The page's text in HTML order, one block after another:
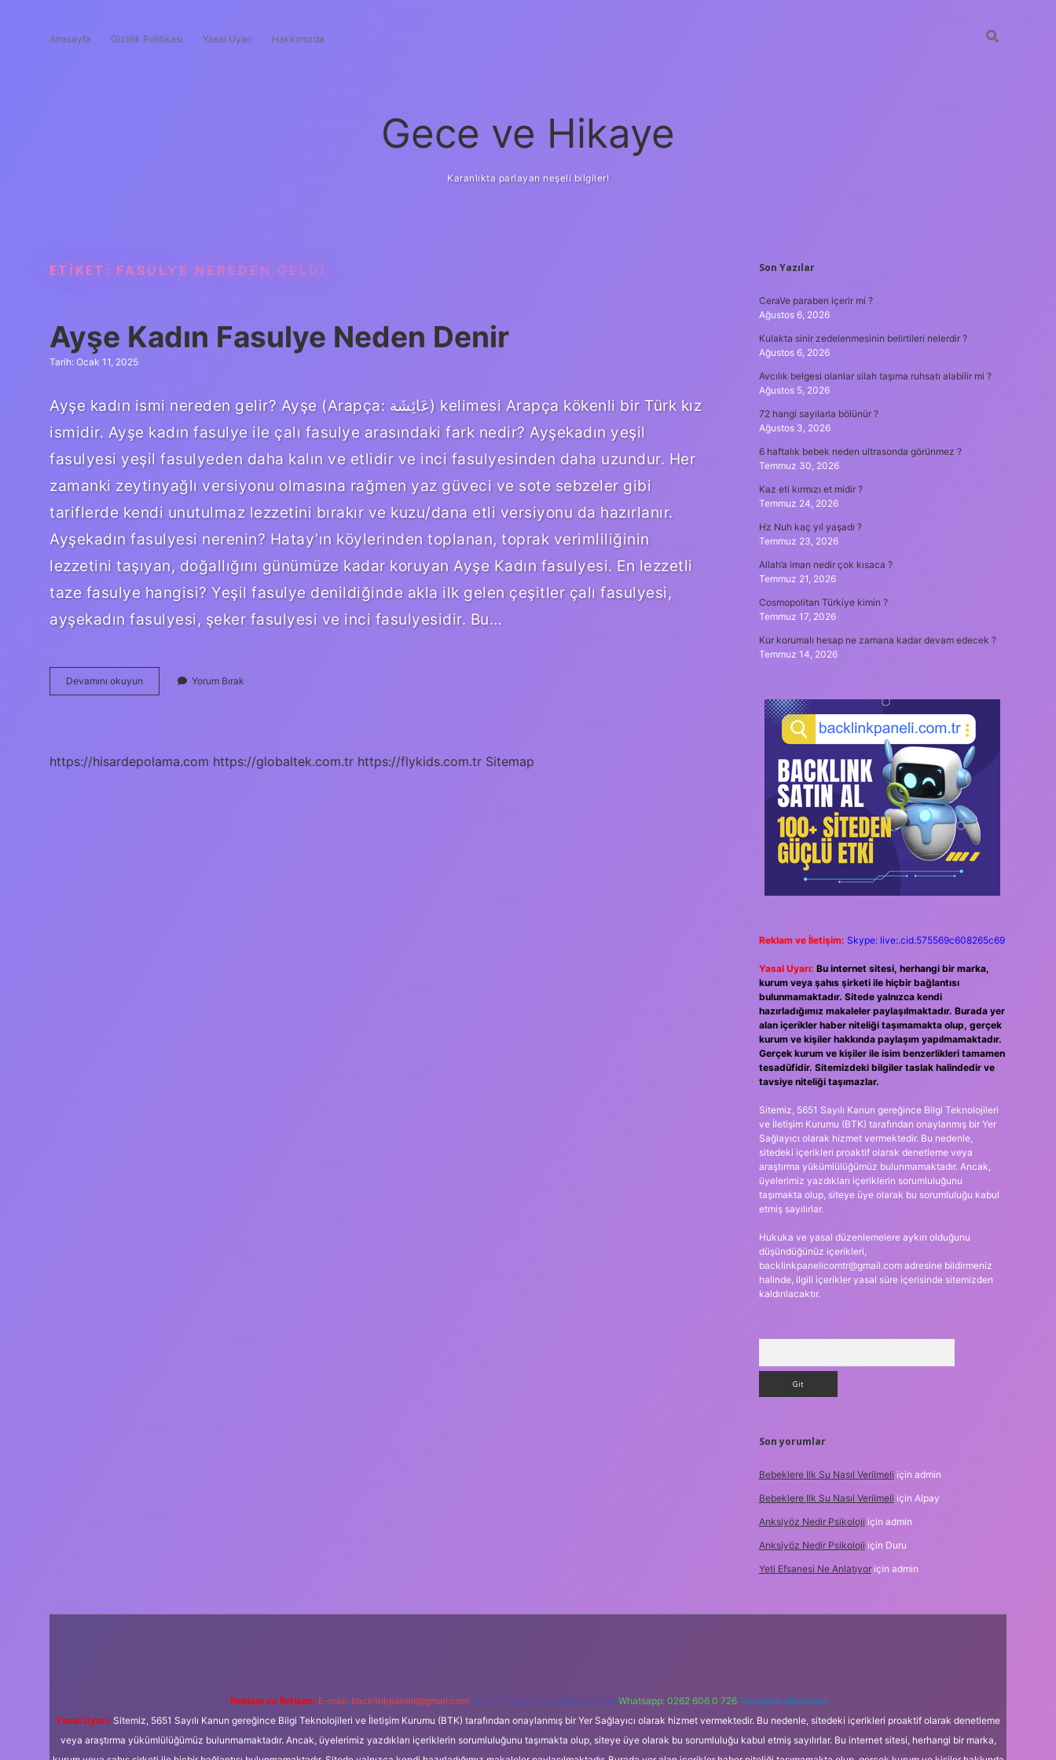
Anasayfa Gizlilik Politikası Yasal Uyarı Hakkımızda
Gece ve Hikaye
Karanlıkta parlayan neşeli bilgiler!
ETIKET: FASULYE NEREDEN GELDI
Ayşe Kadın Fasulye Neden Denir
Tarih: Ocak 11, 2025
Ayşe kadın ismi nereden gelir? Ayşe (Arapça: عَائِشَة) kelimesi Arapça kökenli bir Türk kız
ismidir. Ayşe kadın fasulye ile çalı fasulye arasındaki fark nedir? Ayşekadın yeşil
fasulyesi yeşil fasulyeden daha kalın ve etlidir ve inci fasulyesinden daha uzundur. Her
zamanki zeytinyağlı versiyonu olmasına rağmen yaz güveci ve sote sebzeler gibi
tariflerde kendi unutulmaz lezzetini bırakır ve kuzu/dana etli versiyonu da hazırlanır.
Ayşekadın fasulyesi nerenin? Hatay’ın köylerinden toplanan, toprak verimliliğinin
lezzetini taşıyan, doğallığını günümüze kadar koruyan Ayşe Kadın fasulyesi. En lezzetli
taze fasulye hangisi? Yeşil fasulye denildiğinde akla ilk gelen çeşitler çalı fasulyesi,
ayşekadın fasulyesi, şeker fasulyesi ve inci fasulyesidir. Bu…
Devamını okuyun
Kadın
Yorum Bırak
https://hisardepolama.com https://globaltek.com.tr https://flykids.com.tr Sitemap
SIDEBAR
Son Yazılar
CeraVe paraben içerir mi ?
Ağustos 6, 2026
Kulakta sinir zedelenmesinin belirtileri nelerdir ?
Ağustos 6, 2026
Avcılık belgesi olanlar silah taşıma ruhsatı alabilir mi ?
Ağustos 5, 2026
72 hangi sayılarla bölünür ?
Ağustos 3, 2026
6 haftalık bebek neden ultrasonda görünmez ?
Temmuz 30, 2026
Kaz eti kırmızı et midir ?
Temmuz 24, 2026
Hz Nuh kaç yıl yaşadı ?
Temmuz 23, 2026
Allah’a iman nedir çok kısaca ?
Temmuz 21, 2026
Cosmopolitan Türkiye kimin ?
Temmuz 17, 2026
Kur korumalı hesap ne zamana kadar devam edecek ?
Temmuz 14, 2026
Reklam ve İletişim: Skype: live:.cid.575569c608265c69
Yasal Uyarı: Bu internet sitesi, herhangi bir marka,
kurum veya şahıs şirketi ile hiçbir bağlantısı
bulunmamaktadır. Sitede yalnızca kendi
hazırladığımız makaleler paylaşılmaktadır. Burada yer
alan içerikler haber niteliği taşımamakta olup, gerçek
kurum ve kişiler hakkında paylaşım yapılmamaktadır.
Gerçek kurum ve kişiler ile isim benzerlikleri tamamen
tesadüfidir. Sitemizdeki bilgiler taslak halindedir ve
tavsiye niteliği taşımazlar.
Sitemiz, 5651 Sayılı Kanun gereğince Bilgi Teknolojileri
ve İletişim Kurumu (BTK) tarafından onaylanmış bir Yer
Sağlayıcı olarak hizmet vermektedir. Bu nedenle,
sitedeki içerikleri proaktif olarak denetleme veya
araştırma yükümlülüğümüz bulunmamaktadır. Ancak,
üyelerimiz yazdıkları içeriklerin sorumluluğunu
taşımakta olup, siteye üye olarak bu sorumluluğu kabul
etmiş sayılırlar.
Hukuka ve yasal düzenlemelere aykırı olduğunu
düşündüğünüz içerikleri,
backlinkpanelicomtr@gmail.comadresine bildirmeniz
halinde, ilgili içerikler yasal süre içerisinde sitemizden
kaldırılacaktır.
Son yorumlar
Bebeklere Ilk Su Nasıl Verilmeli için admin
Bebeklere Ilk Su Nasıl Verilmeli için Alpay
Anksiyöz Nedir Psikoloji için admin
Anksiyöz Nedir Psikoloji için Duru
Yeti Efsanesi Ne Anlatıyoriçin admin
Reklam ve İletişim: E-mail: backlinkpaneli@gmail.com Teams: forumhizmeti@gmail.com Whatsapp: 0262 606 0 726 Telegram: @karabul
Yasal Uyarı: Sitemiz, 5651 Sayılı Kanun gereğince Bilgi Teknolojileri ve İletişim Kurumu (BTK) tarafından onaylanmış bir Yer Sağlayıcı olarak hizmet vermektedir. Bu nedenle, sitedeki içerikleri proaktif olarak denetleme
veya araştırma yükümlülüğümüz bulunmamaktadır. Ancak, üyelerimiz yazdıkları içeriklerin sorumluluğunu taşımakta olup, siteye üye olarak bu sorumluluğu kabul etmiş sayılırlar. Bu internet sitesi, herhangi bir marka,